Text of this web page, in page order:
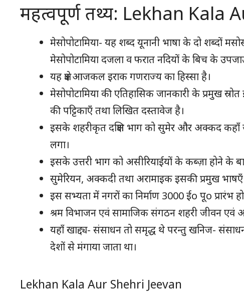
महत्वपूर्ण तथ्य: Lekhan Kala
मेसोपोटामिया- यह शब्द यूनानी भाषा के दो शब्दों
मेसोपोटामिया दजला व फरात नदियों के बिच के
यह क्षेत्र आजकल इराक गणराज्य का हिस्सा है।
मेसोपोटामिया की एतिहासिक जानकारी के प्रमुख
की पट्टिकाएँ तथा लिखित दस्तावेज है।
इसके शहरीकृत दक्षिण भाग को सुमेर और अक्कद कहाँ
लगा।
इसके उत्तरी भाग को असीरियाईयों के कब्ज़ा होने के
सुमेरियन, अक्कदी तथा अरामाइक इसकी प्रमुख भाषएँ
इस सभ्यता में नगरों का निर्माण 3000 ईo पूo प्रारंभ
श्रम विभाजन एवं सामाजिक संगठन शहरी जीवन एवं
यहाँ खाद्द्य- संसाधन तो समृद्ध थे परन्तु खनिज-
देशों से मंगाया जाता था।
Lekhan Kala Aur Shehri Jeevan